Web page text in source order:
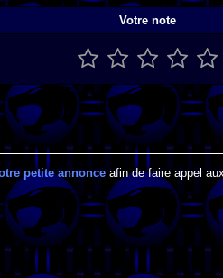
Votre note
petite annonce afin de faire appel